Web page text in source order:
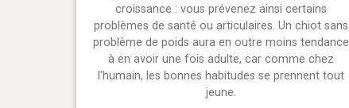
croissance : vous prévenez ainsi certains
problèmes de santé ou articulaires. Un chiot sans
problème de poids aura en outre moins tendance
à en avoir une fois adulte, car comme chez
l'humain, les bonnes habitudes se prennent tout
jeune.